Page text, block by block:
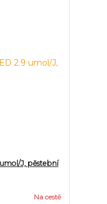
J, pěstební
Na cestě